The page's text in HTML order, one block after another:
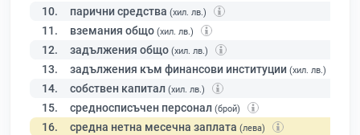
10. парични средства (хил. лв.)
11. вземания общо (хил. лв.)
12. задължения общо (хил. лв.)
13. задължения към финансови институции (хил. лв.)
14. собствен капитал (хил. лв.)
15. средносписъчен персонал (брой)
16. средна нетна месечна заплата (лева)